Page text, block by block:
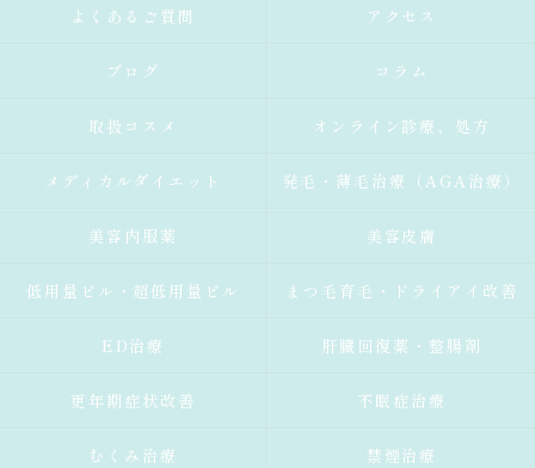
よくあるご質問 アクセス
ブログ コラム
取扱コスメ オンライン診療、処方
メディカルダイエット 発毛・薄毛治療（AGA治療）
美容内服薬 美容皮膚
低用量ピル・超低用量ピル まつ毛育毛・ドライアイ改善
ED治療 肝臓回復薬・整腸剤
更年期症状改善 不眠症治療
むくみ治療 禁煙治療